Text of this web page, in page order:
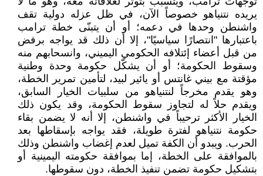
يريده نتنياهو خصوصاً الآن، في ظل عزله دولية تقف
واشنطن وحدها في دعمه؛ أو أن يتبنّى خطة ترامب
باعتبارها "انتصارًا سياسيًا"، إلا أن ذلك قد يواجه برفض
من قبل أعضاء إئتلافه الحكومي اليميني، وانسحابهم منه
وسقوط الحكومة؛ أو أن يشكّل حكومة وحدة وطنية
مؤقتة مع بيني غانتس أو يائير لبيد، لتأمين تمرير الخطة،
وهو يقدم مخرجاً لنتنياهو من سلبيات الخيار السابق،
ويقدم حلاً له لتجاوز سقوط الحكومة، وقد يكون ذلك
الخيار الأكثر ترحيباً في واشنطن، إلا أنه لا يضمن بقاء
حكومة نتنياهو لفترة طويلة، فقد يواجه بإسقاطها بعد
الحرب. ويبدو أن الكفة تميل لعدم إغضاب واشنطن وذلك
بالموافقة على الخطة، إما بموافقة حكومته اليمينية أو
بتشكيل حكومة تضمن تنفيذ الخطة، دون سقوطها.